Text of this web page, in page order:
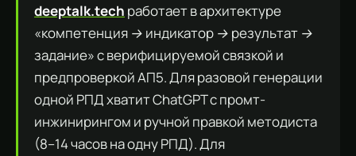
deeptalk.tech работает в архитектуре
«компетенция → индикатор → результат →
задание» с верифицируемой связкой и
предпроверкой АП5. Для разовой генерации
одной РПД хватит ChatGPT с промт-
инжинирингом и ручной правкой методиста
(8–14 часов на одну РПД). Для